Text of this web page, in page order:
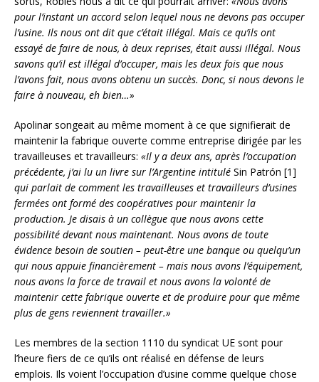
pour l’instant un accord selon lequel nous ne devons pas occuper
l’usine. Ils nous ont dit que c’était illégal. Mais ce qu’ils ont
essayé de faire de nous, à deux reprises, était aussi illégal. Nous
savons qu’il est illégal d’occuper, mais les deux fois que nous
l’avons fait, nous avons obtenu un succès. Donc, si nous devons le
faire à nouveau, eh bien…»
Apolinar songeait au même moment à ce que signifierait de
maintenir la fabrique ouverte comme entreprise dirigée par les
travailleuses et travailleurs: «Il y a deux ans, après l’occupation
précédente, j’ai lu un livre sur l’Argentine intitulé Sin Patrón [1]
qui parlait de comment les travailleuses et travailleurs d’usines
fermées ont formé des coopératives pour maintenir la
production. Je disais à un collègue que nous avons cette
possibilité devant nous maintenant. Nous avons de toute
évidence besoin de soutien – peut-être une banque ou quelqu’un
qui nous appuie financièrement – mais nous avons l’équipement,
nous avons la force de travail et nous avons la volonté de
maintenir cette fabrique ouverte et de produire pour que même
plus de gens reviennent travailler.»
Les membres de la section 1110 du syndicat UE sont pour
l’heure fiers de ce qu’ils ont réalisé en défense de leurs
emplois. Ils voient l’occupation d’usine comme quelque chose